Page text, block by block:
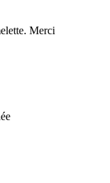
Merci